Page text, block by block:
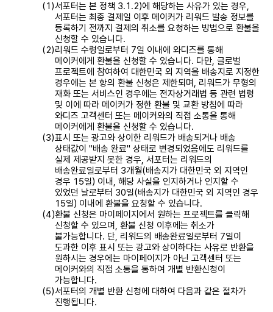
서포터는 본 정책 3.1.2)에 해당하는 사유가 있는 경우,
서포터는 최종 결제일 이후 메이커가 리워드 발송 정보를
등록하기 전까지 결제의 취소를 요청하는 방법으로 환불을
신청할 수 있습니다.
리워드 수령일로부터 7일 이내에 와디즈를 통해
메이커에게 환불을 신청할 수 있습니다. 다만, 글로벌
프로젝트에 참여하여 대한민국 외 지역을 배송지로 지정한
경우에는 본 항의 환불 신청은 제한되며, 리워드가 무형의
재화 또는 서비스인 경우에는 전자상거래법 등 관련 법령
및 이에 따라 메이커가 정한 환불 및 교환 방침에 따라
와디즈 고객센터 또는 메이커와의 직접 소통을 통해
메이커에게 환불을 신청할 수 있습니다.
표시 또는 광고와 상이한 리워드가 배송되거나 배송
상태값이 "배송 완료" 상태로 변경되었음에도 리워드를
실제 제공받지 못한 경우, 서포터는 리워드의
배송완료일로부터 3개월(배송지가 대한민국 외 지역인
경우 15일) 이내, 해당 사실을 인지하거나 인지할 수
있었던 날로부터 30일(배송지가 대한민국 외 지역인 경우
15일) 이내에 환불을 요청할 수 있습니다.
환불 신청은 마이페이지에서 원하는 프로젝트를 클릭해
신청할 수 있으며, 환불 신청 이후에는 취소가
불가능합니다. 단, 리워드의 배송완료일로부터 7일이
도과한 이후 표시 또는 광고와 상이하다는 사유로 반환을
원하시는 경우에는 마이페이지가 아닌 고객센터 또는
메이커와의 직접 소통을 통하여 개별 반환신청이
가능합니다.
서포터의 개별 반환 신청에 대하여 다음과 같은 절차가
진행됩니다.